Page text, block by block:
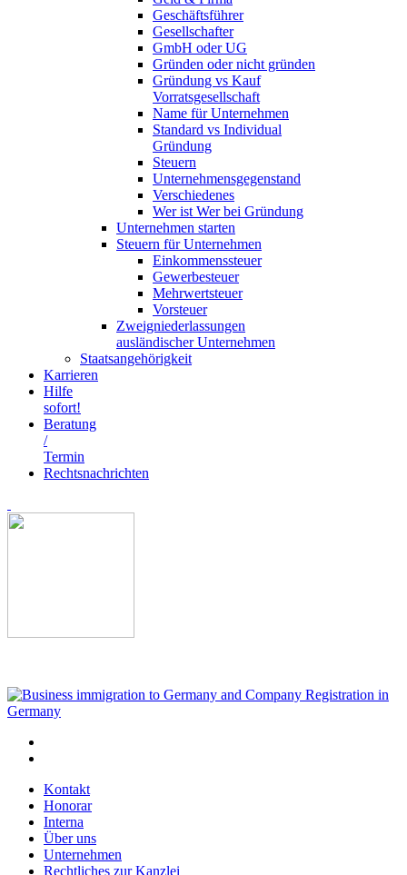
Geschäftsführer
Gesellschafter
GmbH oder UG
Gründen oder nicht gründen
Gründung vs Kauf
Vorratsgesellschaft
Name für Unternehmen
Standard vs Individual
Gründung
Steuern
Unternehmensgegenstand
Verschiedenes
Wer ist Wer bei Gründung
Unternehmen starten
Steuern für Unternehmen
Einkommenssteuer
Gewerbesteuer
Mehrwertsteuer
Vorsteuer
Zweigniederlassungen
ausländischer Unternehmen
Staatsangehörigkeit
Karrieren
Hilfe
sofort!
Beratung
/
Termin
Rechtsnachrichten
Kontakt
Honorar
Interna
Über uns
Unternehmen
Rechtliches zur Kanzlei